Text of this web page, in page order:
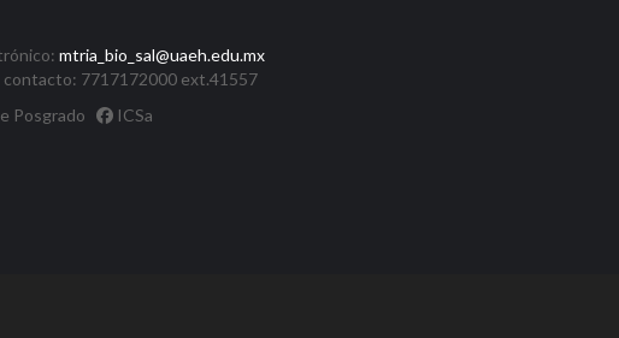
mtria_bio_sal@uaeh.edu.mx
contacto: 7717172000 ext.41557
Posgrado
ICSa